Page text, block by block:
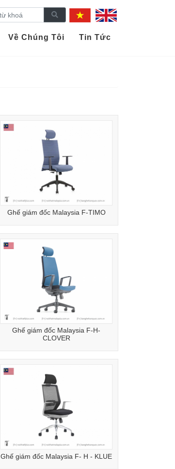
Về Chúng Tôi Tin Tức
Ghế giám đốc Malaysia F-TIMO
Ghế giám đốc Malaysia F-H-
CLOVER
Ghế giám đốc Malaysia F- H - KLUE